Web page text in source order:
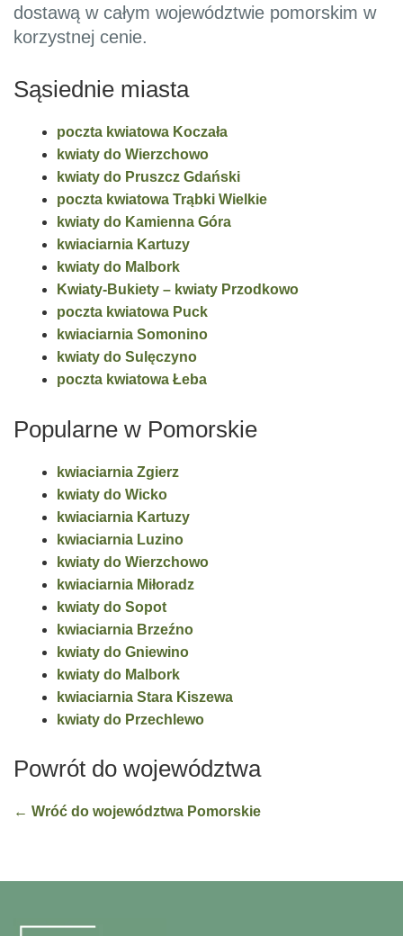
dostawą w całym województwie pomorskim w
korzystnej cenie.
Sąsiednie miasta
poczta kwiatowa Koczała
kwiaty do Wierzchowo
kwiaty do Pruszcz Gdański
poczta kwiatowa Trąbki Wielkie
kwiaty do Kamienna Góra
kwiaciarnia Kartuzy
kwiaty do Malbork
Kwiaty-Bukiety – kwiaty Przodkowo
poczta kwiatowa Puck
kwiaciarnia Somonino
kwiaty do Sulęczyno
poczta kwiatowa Łeba
Popularne w Pomorskie
kwiaciarnia Zgierz
kwiaty do Wicko
kwiaciarnia Kartuzy
kwiaciarnia Luzino
kwiaty do Wierzchowo
kwiaciarnia Miłoradz
kwiaty do Sopot
kwiaciarnia Brzeźno
kwiaty do Gniewino
kwiaty do Malbork
kwiaciarnia Stara Kiszewa
kwiaty do Przechlewo
Powrót do województwa
← Wróć do województwa Pomorskie